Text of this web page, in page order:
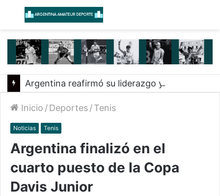
Menú
Inicio /Deportes/Tenis
Noticias Tenis
Argentina finalizó en el
cuarto puesto de la Copa
Davis Junior